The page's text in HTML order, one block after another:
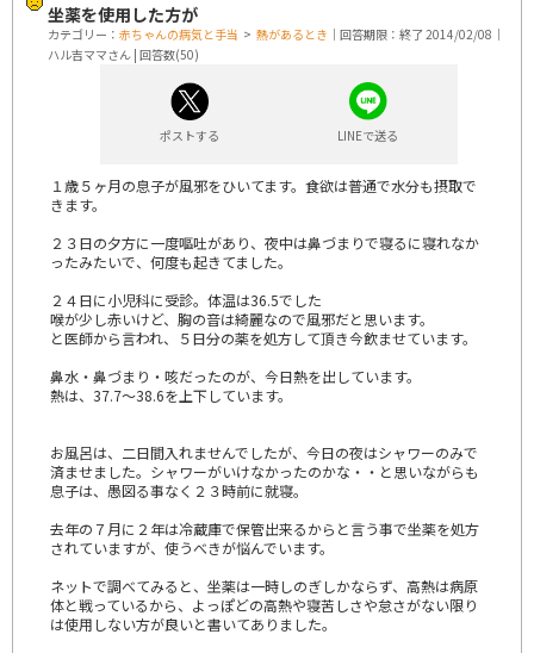
坐薬を使用した方が
カテゴリー： 赤ちゃんの病気と手当 > 熱があるとき ｜回答期限：終了 2014/02/08｜
ハル吉ママさん | 回答数(50)
ポストする LINEで送る
１歳５ヶ月の息子が風邪をひいてます。食欲は普通で水分も摂取で
きます。
２３日の夕方に一度嘔吐があり、夜中は鼻づまりで寝るに寝れなか
ったみたいで、何度も起きてました。
２４日に小児科に受診。体温は36.5でした
喉が少し赤いけど、胸の音は綺麗なので風邪だと思います。
と医師から言われ、５日分の薬を処方して頂き今飲ませています。
鼻水・鼻づまり・咳だったのが、今日熱を出しています。
熱は、37.7～38.6を上下しています。
お風呂は、二日間入れませんでしたが、今日の夜はシャワーのみで
済ませました。シャワーがいけなかったのかな・・と思いながらも
息子は、愚図る事なく２３時前に就寝。
去年の７月に２年は冷蔵庫で保管出来るからと言う事で坐薬を処方
されていますが、使うべきが悩んでいます。
ネットで調べてみると、坐薬は一時しのぎしかならず、高熱は病原
体と戦っているから、よっぽどの高熱や寝苦しさや怠さがない限り
は使用しない方が良いと書いてありました。